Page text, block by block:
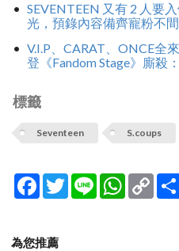
SEVENTEEN 又有 2 人要
光，預錄內容備齊寵粉不
V.I.P、CARAT、ONCE全
登《Fandom Stage》廝殺
標籤
Seventeen S.coups
Facebook
TwitterLine
Link
為您推薦